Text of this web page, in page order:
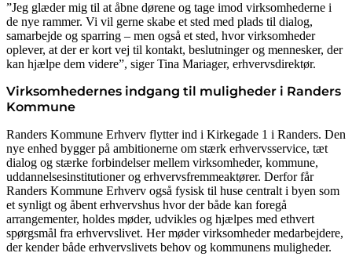
”Jeg glæder mig til at åbne dørene og tage imod virksomhederne i
de nye rammer. Vi vil gerne skabe et sted med plads til dialog,
samarbejde og sparring – men også et sted, hvor virksomheder
oplever, at der er kort vej til kontakt, beslutninger og mennesker, der
kan hjælpe dem videre”, siger Tina Mariager, erhvervsdirektør.
Virksomhedernes indgang til muligheder i Randers
Kommune
Randers Kommune Erhverv flytter ind i Kirkegade 1 i Randers. Den
nye enhed bygger på ambitionerne om stærk erhvervsservice, tæt
dialog og stærke forbindelser mellem virksomheder, kommune,
uddannelsesinstitutioner og erhvervsfremmeaktører. Derfor får
Randers Kommune Erhverv også fysisk til huse centralt i byen som
et synligt og åbent erhvervshus hvor der både kan foregå
arrangementer, holdes møder, udvikles og hjælpes med ethvert
spørgsmål fra erhvervslivet. Her møder virksomheder medarbejdere,
der kender både erhvervslivets behov og kommunens muligheder.